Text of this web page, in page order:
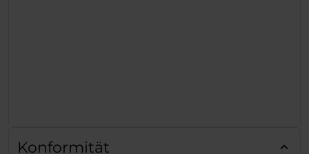
Konformität